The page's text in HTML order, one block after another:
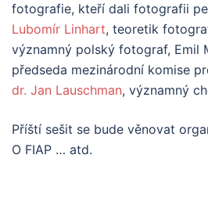
fotografie, kteří dali fotografii
Lubomír Linhart, teoretik
významný polský fotograf, Emil
předseda mezinárodní komise
dr. Jan Lauschman, významný
Příští sešit se bude věnovat
O FIAP … atd.